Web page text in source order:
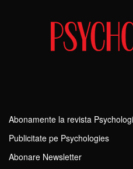
Abonamente la revista
Publicitate pe Psychologies
Abonare Newsletter